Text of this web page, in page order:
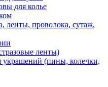
для колье
ленты, проволока, сутаж,
ленты)
украшений (пины, колечки,